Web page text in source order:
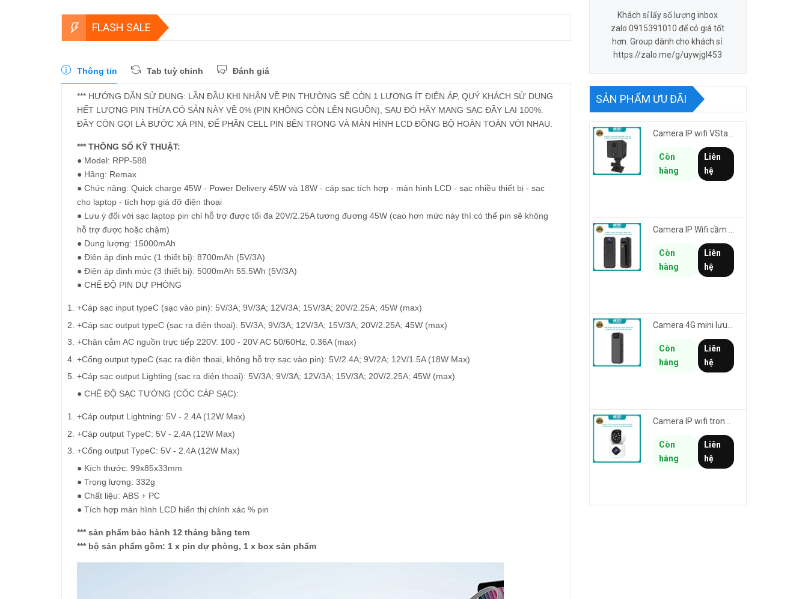
FLASH SALE
Thông tin Tab tuỳ chỉnh Đánh giá
*** HƯỚNG DẪN SỬ DỤNG: LẦN ĐẦU KHI NHẬN VỀ PIN THƯỜNG SẼ CÒN 1 LƯỢNG ÍT ĐIỆN ÁP, QUÝ KHÁCH SỬ DỤNG
HẾT LƯỢNG PIN THỪA CÓ SẴN NÀY VỀ 0% (PIN KHÔNG CÒN LÊN NGUỒN), SAU ĐÓ HÃY MANG SẠC ĐẦY LẠI 100%.
ĐẦY CÒN GỌI LÀ BƯỚC XẢ PIN, ĐỂ PHẦN CELL PIN BÊN TRONG VÀ MÀN HÌNH LCD ĐỒNG BỘ HOÀN TOÀN VỚI NHAU.
*** THÔNG SỐ KỸ THUẬT:
● Model: RPP-588
● Hãng: Remax
● Chức năng: Quick charge 45W - Power Delivery 45W và 18W - cáp sạc tích hợp - màn hình LCD - sạc nhiều thiết bị - sạc
cho laptop - tích hợp giá đỡ điện thoại
● Lưu ý đổi với sạc laptop pin chỉ hỗ trợ được tối đa 20V/2.25A tương đương 45W (cao hơn mức này thì có thể pin sẽ không
hỗ trợ được hoặc chậm)
● Dung lượng: 15000mAh
● Điện áp định mức (1 thiết bị): 8700mAh (5V/3A)
● Điện áp định mức (3 thiết bị): 5000mAh 55.5Wh (5V/3A)
● CHẾ ĐỘ PIN DỰ PHÒNG
+Cáp sạc input typeC (sạc vào pin): 5V/3A; 9V/3A; 12V/3A; 15V/3A; 20V/2.25A; 45W (max)
+Cáp sạc output typeC (sạc ra điện thoại): 5V/3A; 9V/3A; 12V/3A; 15V/3A; 20V/2.25A; 45W (max)
+Chân cắm AC nguồn trực tiếp 220V: 100 - 20V AC 50/60Hz; 0.36A (max)
+Cổng output typeC (sạc ra điện thoại, không hỗ trợ sạc vào pin): 5V/2.4A; 9V/2A; 12V/1.5A (18W Max)
+Cáp sạc output Lighting (sạc ra điện thoại): 5V/3A; 9V/3A; 12V/3A; 15V/3A; 20V/2.25A; 45W (max)
● CHẾ ĐỘ SẠC TƯỜNG (CỐC CÁP SẠC):
+Cáp output Lightning: 5V - 2.4A (12W Max)
+Cáp output TypeC: 5V - 2.4A (12W Max)
+Cổng output TypeC: 5V - 2.4A (12W Max)
● Kích thước: 99x85x33mm
● Trọng lượng: 332g
● Chất liệu: ABS + PC
● Tích hợp màn hình LCD hiển thị chính xác % pin
*** sản phẩm bảo hành 12 tháng bằng tem
*** bộ sản phẩm gồm: 1 x pin dự phòng, 1 x box sản phẩm
Khách sỉ lấy số lượng inbox
zalo 0915391010 để có giá tốt
hơn. Group dành cho khách sỉ:
https://zalo.me/g/uywjgl453
SẢN PHẨM ƯU ĐÃI
Camera IP wifi VStarcam CB70W pin 2000mAh 3MP FullHD 1080P - ghi hành trình làm Vlog cầm tay cài áo
Còn
hàng
Liên
hệ
Còn
hàng
Liên
hệ
Camera 4G mini lưu hành trình VSTARCAM CB77 phân giải 3MP FullHD 1080P - Action cam quay Vlog
Còn
hàng
Liên
hệ
Còn
hàng
Liên
hệ